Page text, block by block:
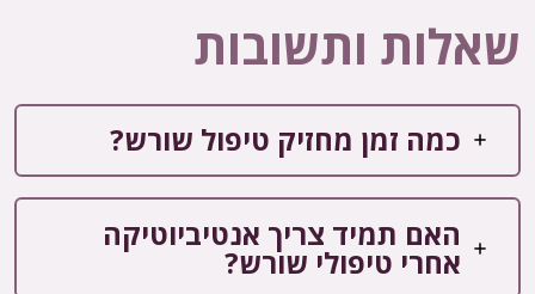
שאלות ותשובות
כמה זמן מחזיק טיפול שורש?
האם תמיד צריך אנטיביוטיקה
אחרי טיפולי שורש?